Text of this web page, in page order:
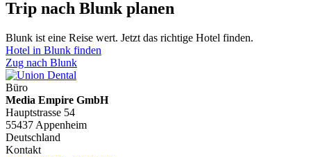
Trip nach Blunk planen
Blunk ist eine Reise wert. Jetzt das richtige Hotel finden.
Hotel in Blunk finden
Zug nach Blunk
Büro
Media Empire GmbH
Hauptstrasse 54
55437 Appenheim
Deutschland
Kontakt